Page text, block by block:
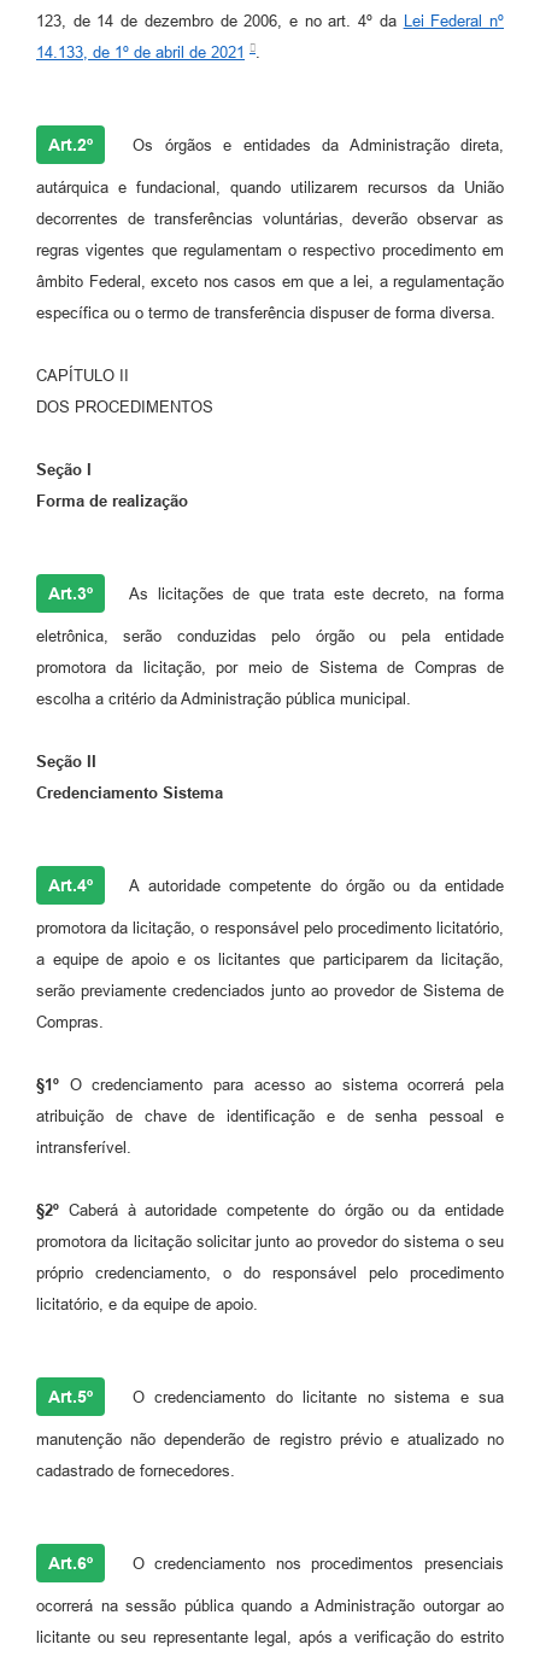
123, de 14 de dezembro de 2006, e no art. 4º da Lei Federal nº
14.133, de 1º de abril de 2021
Art.2º Os órgãos e entidades da Administração direta,
autárquica e fundacional, quando utilizarem recursos da União
decorrentes de transferências voluntárias, deverão observar as
regras vigentes que regulamentam o respectivo procedimento em
âmbito Federal, exceto nos casos em que a lei, a regulamentação
específica ou o termo de transferência dispuser de forma diversa.
CAPÍTULO II
DOS PROCEDIMENTOS
Seção I
Forma de realização
Art.3º As licitações de que trata este decreto, na forma
eletrônica, serão conduzidas pelo órgão ou pela entidade
promotora da licitação, por meio de Sistema de Compras de
escolha a critério da Administração pública municipal.
Seção II
Credenciamento Sistema
Art.4º A autoridade competente do órgão ou da entidade
promotora da licitação, o responsável pelo procedimento licitatório,
a equipe de apoio e os licitantes que participarem da licitação,
serão previamente credenciados junto ao provedor de Sistema de
Compras.
§1º O credenciamento para acesso ao sistema ocorrerá pela
atribuição de chave de identificação e de senha pessoal e
intransferível.
§2º Caberá à autoridade competente do órgão ou da entidade
promotora da licitação solicitar junto ao provedor do sistema o seu
próprio credenciamento, o do responsável pelo procedimento
licitatório, e da equipe de apoio.
Art.5º O credenciamento do licitante no sistema e sua
manutenção não dependerão de registro prévio e atualizado no
cadastrado de fornecedores.
Art.6º O credenciamento nos procedimentos presenciais
ocorrerá na sessão pública quando a Administração outorgar ao
licitante ou seu representante legal, após a verificação do estrito